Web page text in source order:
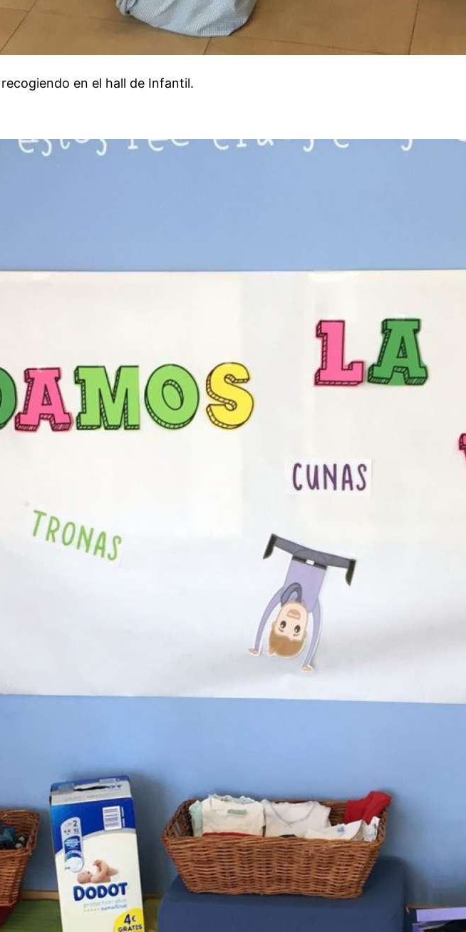
en el hall de Infantil.